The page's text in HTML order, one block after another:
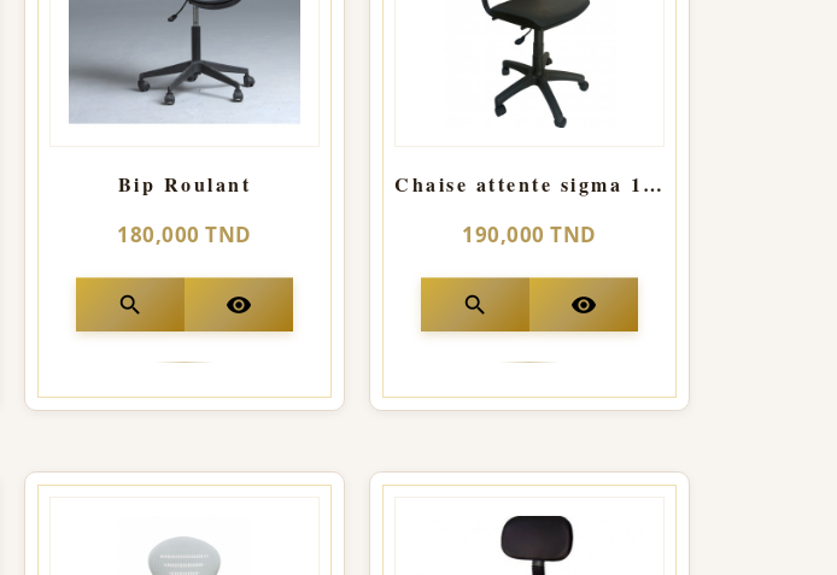
Bip Roulant
180,000 TND
search visibility
Chaise attente sigma 1 place roulant
190,000 TND
search visibility